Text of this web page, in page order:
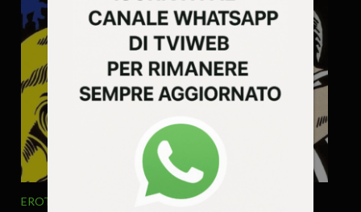
EROTICO VICENTINO 17 Febbraio 2026 - 10.09